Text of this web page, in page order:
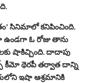
సినిమాలో క‌నిపించింది.
ఓ రోజు తాను
షాకిచ్చింది. దాదాపు
కీమో థెరపీ తర్వాత దాన్ని
ఇషా ఆశ్ర‌మానికి